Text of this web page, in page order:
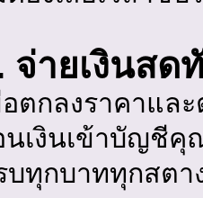
จ่ายเงินส
อตกลงราคาแล
นเงินเข้าบัญชีคุ
บทุกบาททุกสต